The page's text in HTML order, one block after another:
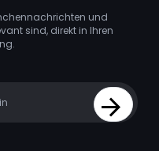
und
sind, direkt in Ihren
Sign Up